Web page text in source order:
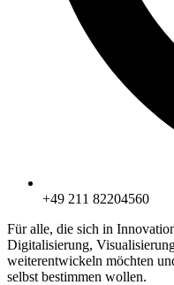
+49 211 82204560
Für alle, die sich in
Digitalisierung,
weiterentwickeln möchten
selbst bestimmen wollen.